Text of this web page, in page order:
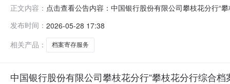
正文内容： 点击查看公告内容：中国银行股份有限公司攀枝花分行“
发布时间： 2026-05-28 17:38
相关产品：
档案寄存服务
中国银行股份有限公司攀枝花分行“攀枝花分行综合